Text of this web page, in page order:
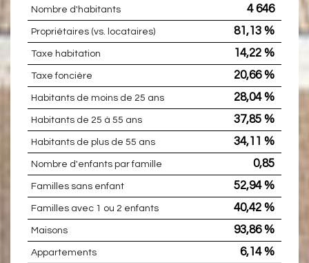
Nombre d'habitants 4 646
Propriétaires (vs. locataires) 81,13 %
Taxe habitation 14,22 %
Taxe foncière 20,66 %
Habitants de moins de 25 ans 28,04 %
Habitants de 25 à 55 ans 37,85 %
Habitants de plus de 55 ans 34,11 %
Nombre d'enfants par famille 0,85
Familles sans enfant 52,94 %
Familles avec 1 ou 2 enfants 40,42 %
Maisons 93,86 %
Appartements 6,14 %